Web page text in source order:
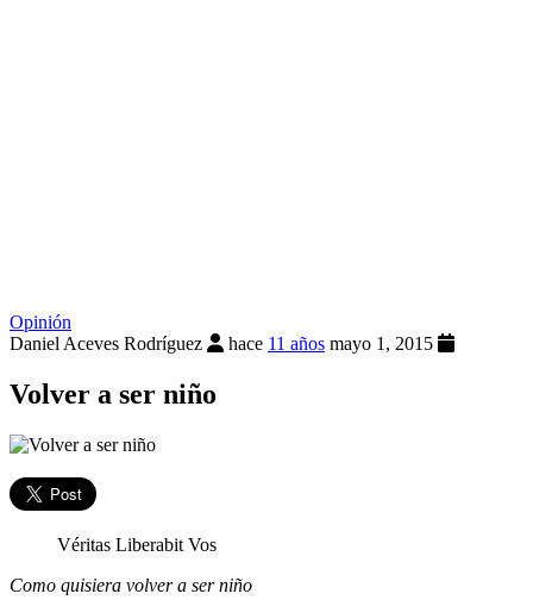
Opinión
Daniel Aceves Rodríguez
hace 11 años mayo 1, 2015
Volver a ser niño
Véritas Liberabit Vos
Como quisiera volver a ser niño